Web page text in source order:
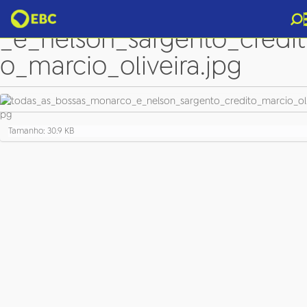
todas_as_bossas_monarco
_e_nelson_sargento_credit
o_marcio_oliveira.jpg
C
l
Tamanho: 30.9 KB